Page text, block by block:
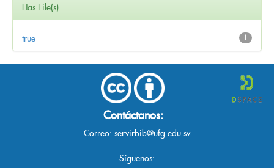
Has File(s)
1
true
Contáctanos:
Correo: servirbib@ufg.edu.sv
Síguenos: